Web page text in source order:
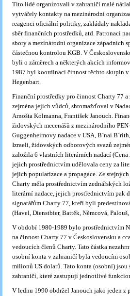
Tito lidé organizovali v zahraničí malé
vytvářely kontakty na mezinárodní
reagenci oficiální politiky, zakládaly
sběr finančních prostředků, atd. Patronaci
sbory a mezinárodní organizace západních
částečnou kontrolou KGB. V
byli o záměrech a některých akcích
1987 byl koordinací činnost těchto skupin
Hegenbart.
Finanční prostředky pro činnost Charty 77
zejména jejich vůdců, shromažďoval v
Arnošta Kolmanna, František Janouch.
židovských mecenášů z mezinárodního
Guggenheimovy nadace v USA, B´nai
Izraeli, židovských odborových svazů
založila 6 vlastních literárních nadací (Cena
jejich prostřednictvím udělovala ceny za
jejich popularizace a propagace. Ze
Charty měla prostřednictvím zednářských
literární nadace, jejich prostřednictvím pak
signatářům Charty 77, kteří byli
(Havel, Dienstbier, Battěk, Němcová,
V období 1980-1989 bylo prostřednictvím
na činnost Charty 77 v Československu a
vedoucích členů Charty. Tato částka
osobní konta v zahraničí byla vedoucím
milionů US dolarů. Tato konta (osobní)
zahraničí, které zastupují jednotlivé
V lednu 1990 obdržel Janouch jako jeden